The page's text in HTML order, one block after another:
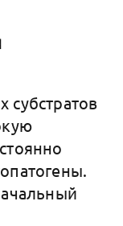
субстратов